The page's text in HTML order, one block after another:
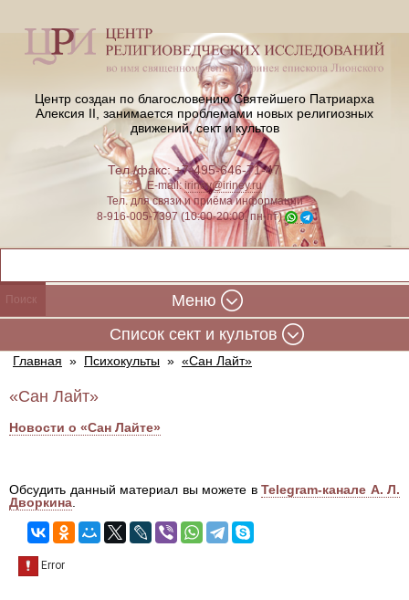
Центр создан по благословению Святейшего Патриарха
Алексия II, занимается проблемами новых религиозных
движений, сект и культов
Тел./факс: +7-495-646-71-47
E-mail:iriney@iriney.ru
Тел. для связи и приёма информации
8-916-005-7397 (10:00-20:00, пн-пт)
Меню
Cписок сект и культов
Главная » Психокульты » «Сан Лайт»
«Сан Лайт»
Новости о «Сан Лайте»
Обсудить данный материал вы можете в Telegram-канале А. Л.
Дворкина